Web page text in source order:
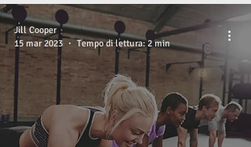
Jill Cooper
15 mar 2023
Tempo di lettura: 2 min